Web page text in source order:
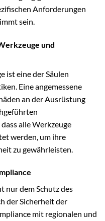
Anforderungen
sein.
und
ist eine der Säulen
Eine angemessene
an der Ausrüstung
alle Werkzeuge
werden, um ihre
zu gewährleisten.
nur dem Schutz des
der Sicherheit der
mit regionalen und